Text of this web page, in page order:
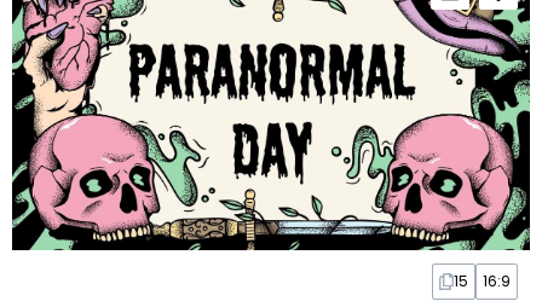
15 16:9